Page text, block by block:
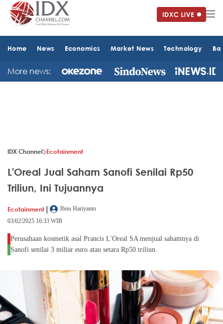
Home News Economics Market News Technology
More news:
IDX Channel Ecotainment
L'Oreal Jual Saham Sanofi Senilai Rp50
Triliun, Ini Tujuannya
Ecotainment |
Ibnu Hariyanto
03/02/2025 16:33 WIB
Perusahaan kosmetik asal Prancis L'Oreal SA menjual sahamnya di
Sanofi senilai 3 miliar euro atau setara Rp50 triliun.